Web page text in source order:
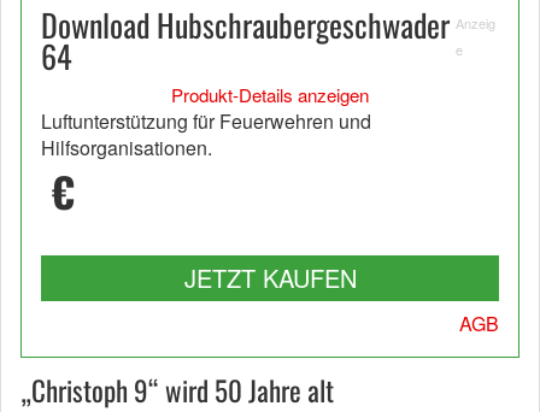
Download Hubschraubergeschwader
64
Anzeig
e
Produkt-Details anzeigen
Luftunterstützung für Feuerwehren und
Hilfsorganisationen.
€
JETZT KAUFEN
AGB
„Christoph 9“ wird 50 Jahre alt